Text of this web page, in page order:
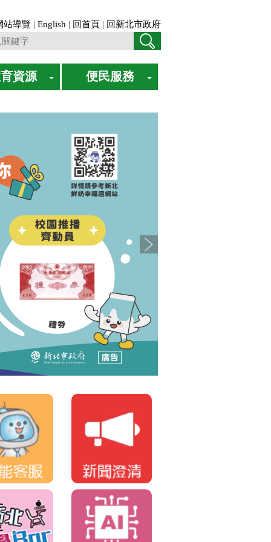
站導覽 | English | 回首頁 | 回新北市政府
資源 便民服務